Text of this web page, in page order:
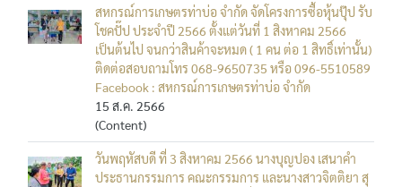
สหกรณ์การเกษตรท่าบ่อ จำกัด จัดโครงการซื้อหุ้นปุ๊ป รับ
โชคปั๊ป ประจำปี 2566 ตั้งแต่วันที่ 1 สิงหาคม 2566
เป็นต้นไป จนกว่าสินค้าจะหมด ( 1 คน ต่อ 1 สิทธิ์เท่านั้น)
ติดต่อสอบถามโทร 068-9650735 หรือ 096-5510589
Facebook : สหกรณ์การเกษตรท่าบ่อ จำกัด
15 ส.ค. 2566
(Content)
วันพฤหัสบดี ที่ 3 สิงหาคม 2566 นางบุญปอง เสนาคำ
ประธานกรรมการ คณะกรรมการ และนางสาวจิตติยา สุ